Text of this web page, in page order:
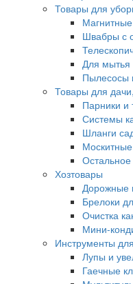
Товары для
Швабры с
Для мытья
Пылесосы
Товары для
Парники и
Системы
Шланги
Москитные
Хозтовары
Дорожные
Брелоки
Очистка
Мини-
Инструменты
Лупы и
Гаечные